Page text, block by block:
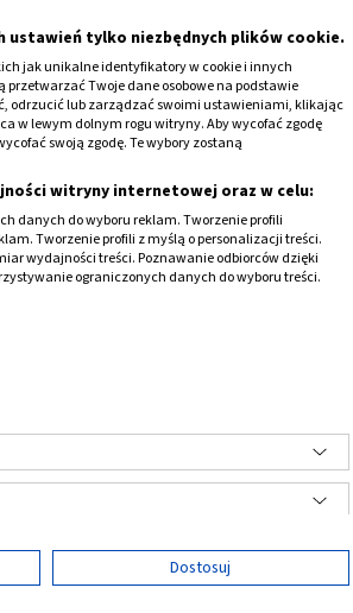
CeraVe, Fluid nawilżający
50 ml
Ziaja
ml
ustawień tylko niezbędnych plików cookie.
jak unikalne identyfikatory w cookie i innych
Twoje dane osobowe na podstawie
odrzucić lub zarządzać swoimi ustawieniami, klikając
w lewym dolnym rogu witryny. Aby wycofać zgodę
swoją zgodę. Te wybory zostaną
witryny internetowej oraz w celu:
danych do wyboru reklam. Tworzenie profili
Tworzenie profili z myślą o personalizacji treści.
wydajności treści. Poznawanie odbiorców dzięki
ograniczonych danych do wyboru treści.
Dostosuj